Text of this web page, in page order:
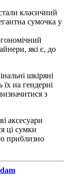
класичний
сумочка у
які є, до
шкіряні
на гендерні
з
аксесуари
ці сумки
приблизно